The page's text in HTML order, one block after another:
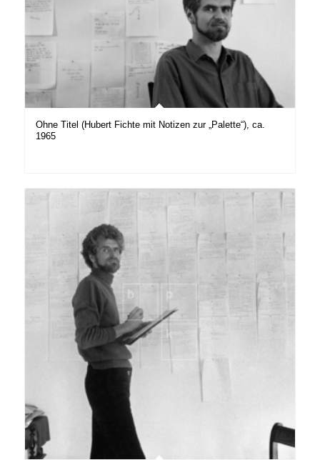
Ohne Titel (Hubert Fichte mit Notizen zur „Palette“), ca.
1965